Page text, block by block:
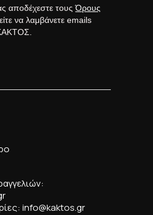
αποδέχεστε τουςΌρους
να λαμβάνετε emails
info@kaktos.gr